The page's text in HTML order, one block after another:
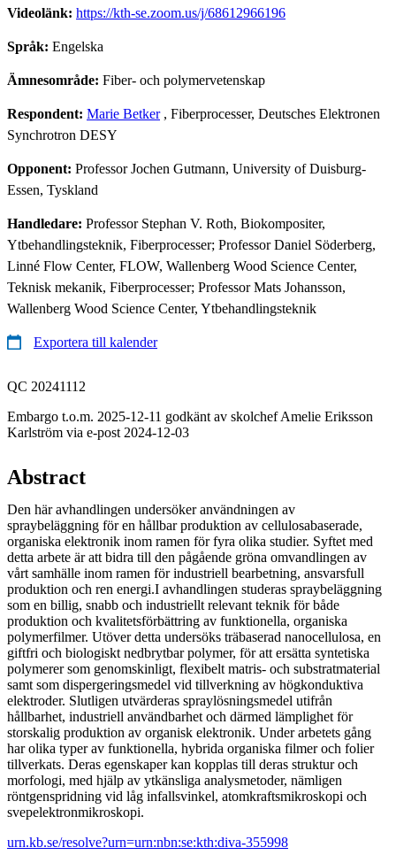
Videolänk: https://kth-se.zoom.us/j/68612966196
Språk: Engelska
Ämnesområde: Fiber- och polymervetenskap
Respondent: Marie Betker, Fiberprocesser, Deutsches Elektronen
Synchrotron DESY
Opponent: Professor Jochen Gutmann, University of Duisburg-
Essen, Tyskland
Handledare: Professor Stephan V. Roth, Biokompositer,
Ytbehandlingsteknik, Fiberprocesser; Professor Daniel Söderberg,
Linné Flow Center, FLOW, Wallenberg Wood Science Center,
Teknisk mekanik, Fiberprocesser; Professor Mats Johansson,
Wallenberg Wood Science Center, Ytbehandlingsteknik
Exportera till kalender
QC 20241112
Embargo t.o.m. 2025-12-11 godkänt av skolchef Amelie Eriksson
Karlström via e-post 2024-12-03
Abstract
Den här avhandlingen undersöker användningen av
spraybeläggning för en hållbar produktion av cellulosabaserade,
organiska elektronik inom ramen för fyra olika studier. Syftet med
detta arbete är att bidra till den pågående gröna omvandlingen av
vårt samhälle inom ramen för industriell bearbetning, ansvarsfull
produktion och ren energi.I avhandlingen studeras spraybeläggning
som en billig, snabb och industriellt relevant teknik för både
produktion och kvalitetsförbättring av funktionella, organiska
polymerfilmer. Utöver detta undersöks träbaserad nanocellulosa, en
giftfri och biologiskt nedbrytbar polymer, för att ersätta syntetiska
polymerer som genomskinligt, flexibelt matris- och substratmaterial
samt som dispergeringsmedel vid tillverkning av högkonduktiva
elektroder. Slutligen utvärderas spraylösningsmedel utifrån
hållbarhet, industriell användbarhet och därmed lämplighet för
storskalig produktion av organisk elektronik. Under arbetets gång
har olika typer av funktionella, hybrida organiska filmer och folier
tillverkats. Deras egenskaper kan kopplas till deras struktur och
morfologi, med hjälp av ytkänsliga analysmetoder, nämligen
röntgenspridning vid låg infallsvinkel, atomkraftsmikroskopi och
svepelektronmikroskopi.
urn.kb.se/resolve?urn=urn:nbn:se:kth:diva-355998